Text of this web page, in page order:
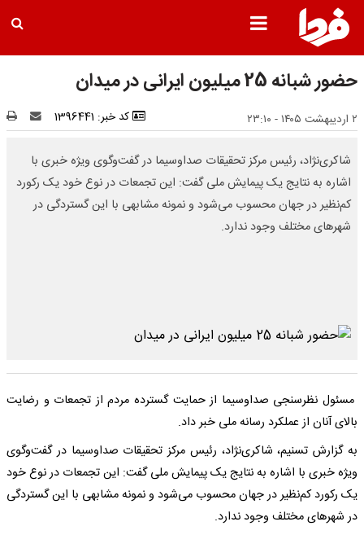
حضور شبانه 25 میلیون ایرانی در میدان
۲ اردیبهشت ۱۴۰۵ - ۲۳:۱۰ کد خبر: 1396441
شاکری‌نژاد، رئیس مرکز تحقیقات صداوسیما در گفت‌وگوی ویژه خبری با
اشاره به نتایج یک پیمایش ملی گفت: این تجمعات در نوع خود یک رکورد
کم‌نظیر در جهان محسوب می‌شود و نمونه مشابهی با این گستردگی در
شهرهای مختلف وجود ندارد.
مسئول نظرسنجی صداوسیما از حمایت گسترده مردم از تجمعات و رضایت
بالای آنان از عملکرد رسانه ملی خبر داد.
به گزارش تسنیم، شاکری‌نژاد، رئیس مرکز تحقیقات صداوسیما در گفت‌وگوی
ویژه خبری با اشاره به نتایج یک پیمایش ملی گفت: این تجمعات در نوع خود
یک رکورد کم‌نظیر در جهان محسوب می‌شود و نمونه مشابهی با این گستردگی
در شهرهای مختلف وجود ندارد.